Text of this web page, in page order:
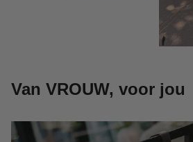
Van VROUW, voor jou